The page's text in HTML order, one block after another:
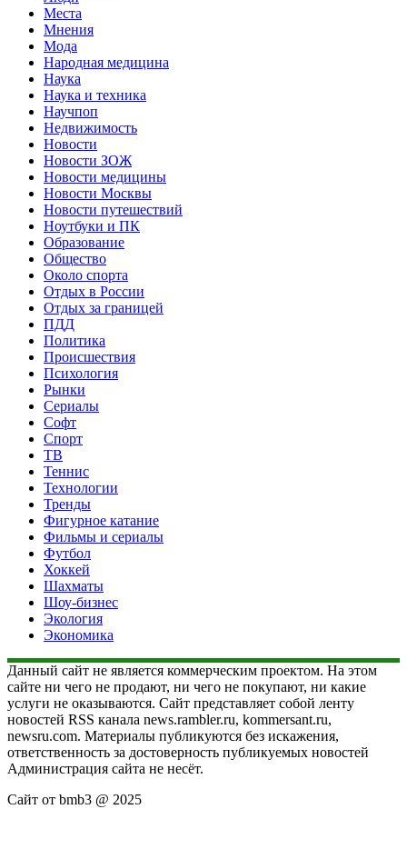
Места
Мнения
Мода
Народная медицина
Наука
Наука и техника
Научпоп
Недвижимость
Новости
Новости ЗОЖ
Новости медицины
Новости Москвы
Новости путешествий
Ноутбуки и ПК
Образование
Общество
Около спорта
Отдых в России
Отдых за границей
ПДД
Политика
Происшествия
Психология
Рынки
Сериалы
Софт
Спорт
ТВ
Теннис
Технологии
Тренды
Фигурное катание
Фильмы и сериалы
Футбол
Хоккей
Шахматы
Шоу-бизнес
Экология
Экономика
Данный сайт не является коммерческим проектом. На этом
сайте ни чего не продают, ни чего не покупают, ни какие
услуги не оказываются. Сайт представляет собой ленту
новостей RSS канала news.rambler.ru, kommersant.ru,
newsru.com. Материалы публикуются без искажения,
ответственность за достоверность публикуемых новостей
Администрация сайта не несёт.
Сайт от bmb3 @ 2025